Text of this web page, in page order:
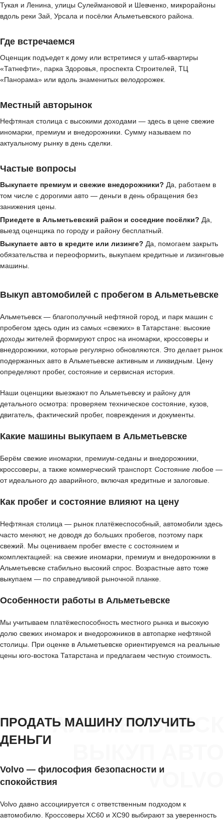
Тукая и Ленина, улицы Сулеймановой и Шевченко, микрорайоны
вдоль реки Зай, Урсала и посёлки Альметьевского района.
Где встречаемся
Оценщик подъедет к дому или встретимся у штаб-квартиры
«Татнефти», парка Здоровья, проспекта Строителей, ТЦ
«Панорама» или вдоль знаменитых велодорожек.
Местный авторынок
Нефтяная столица с высокими доходами — здесь в цене свежие
иномарки, премиум и внедорожники. Сумму называем по
актуальному рынку в день сделки.
Частые вопросы
Выкупаете премиум и свежие внедорожники? Да, работаем в
том числе с дорогими авто — деньги в день обращения без
занижения цены.
Приедете в Альметьевский район и соседние посёлки? Да,
выезд оценщика по городу и району бесплатный.
Выкупаете авто в кредите или лизинге? Да, помогаем закрыть
обязательства и переоформить, выкупаем кредитные и лизинговые
машины.
Выкуп автомобилей с пробегом в Альметьевске
Альметьевск — благополучный нефтяной город, и парк машин с
пробегом здесь один из самых «свежих» в Татарстане: высокие
доходы жителей формируют спрос на иномарки, кроссоверы и
внедорожники, которые регулярно обновляются. Это делает рынок
подержанных авто в Альметьевске активным и ликвидным. Цену
определяют пробег, состояние и сервисная история.
Наши оценщики выезжают по Альметьевску и району для
детального осмотра: проверяем техническое состояние, кузов,
двигатель, фактический пробег, повреждения и документы.
Какие машины выкупаем в Альметьевске
Берём свежие иномарки, премиум-седаны и внедорожники,
кроссоверы, а также коммерческий транспорт. Состояние любое —
от идеального до аварийного, включая кредитные и залоговые.
Как пробег и состояние влияют на цену
Нефтяная столица — рынок платёжеспособный, автомобили здесь
часто меняют, не доводя до больших пробегов, поэтому парк
свежий. Мы оцениваем пробег вместе с состоянием и
комплектацией: на свежие иномарки, премиум и внедорожники в
Альметьевске стабильно высокий спрос. Возрастные авто тоже
выкупаем — по справедливой рыночной планке.
Особенности работы в Альметьевске
Мы учитываем платёжеспособность местного рынка и высокую
долю свежих иномарок и внедорожников в автопарке нефтяной
столицы. При оценке в Альметьевске ориентируемся на реальные
цены юго-востока Татарстана и предлагаем честную стоимость.
АЛЬМЕТЬЕВСК
VOLVO
ПРОДАТЬ МАШИНУ ПОЛУЧИТЬ
ДЕНЬГИ
Volvo — философия безопасности и
спокойствия
Volvo давно ассоциируется с ответственным подходом к
автомобилю. Кроссоверы XC60 и XC90 выбирают за уверенность